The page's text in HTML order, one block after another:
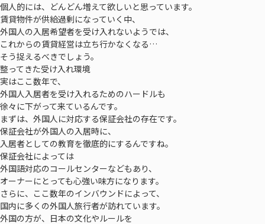
個人的には、どんどん増えて欲しいと思っています。
賃貸物件が供給過剰になっていく中、
外国人の入居希望者を受け入れないようでは、
これからの賃貸経営は立ち行かなくなる…
そう捉えるべきでしょう。
整ってきた受け入れ環境
実はここ数年で、
外国人入居者を受け入れるためのハードルも
徐々に下がって来ているんです。
まずは、外国人に対応する保証会社の存在です。
保証会社が外国人の入居時に、
入居者としての教育を徹底的にするんですね。
保証会社によっては
外国語対応のコールセンターなどもあり、
オーナーにとっても心強い味方になります。
さらに、ここ数年のインバウンドによって、
国内に多くの外国人旅行者が訪れています。
外国の方が、日本の文化やルールを